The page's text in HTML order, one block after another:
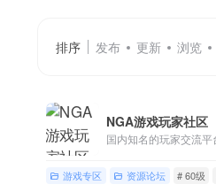
排序 发布 更新 浏览
NGA游戏玩家社区
游戏专区 资源论坛 # 60级